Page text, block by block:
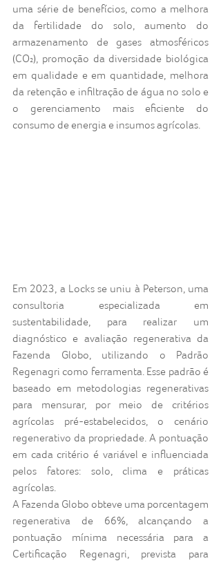
uma série de benefícios, como a melhora
da fertilidade do solo, aumento do
armazenamento de gases atmosféricos
(CO₂), promoção da diversidade biológica
em qualidade e em quantidade, melhora
da retenção e infiltração de água no solo e
o gerenciamento mais eficiente do
consumo de energia e insumos agrícolas.
Em 2023, a Locks se uniu à Peterson, uma
consultoria especializada em
sustentabilidade, para realizar um
diagnóstico e avaliação regenerativa da
Fazenda Globo, utilizando o Padrão
Regenagri como ferramenta. Esse padrão é
baseado em metodologias regenerativas
para mensurar, por meio de critérios
agrícolas pré-estabelecidos, o cenário
regenerativo da propriedade. A pontuação
em cada critério é variável e influenciada
pelos fatores: solo, clima e práticas
agrícolas.
A Fazenda Globo obteve uma porcentagem
regenerativa de 66%, alcançando a
pontuação mínima necessária para a
Certificação Regenagri, prevista para